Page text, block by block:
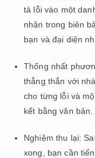
tả lỗi vào một
nhận trong biên
bạn và đại diện
Thống nhất
thẳng thắn với
cho từng lỗi và
kết bằng văn bản.
Nghiệm thu lại:
xong, bạn cần